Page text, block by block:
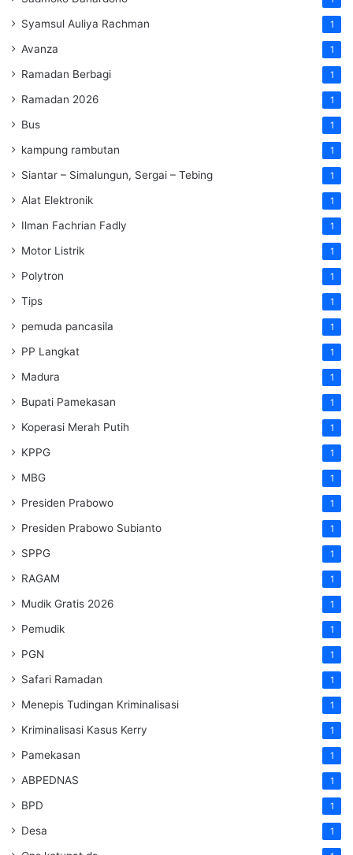
Syamsul Auliya Rachman 1
Avanza 1
Ramadan Berbagi 1
Ramadan 2026 1
Bus 1
kampung rambutan 1
Siantar – Simalungun, Sergai – Tebing 1
Alat Elektronik 1
Ilman Fachrian Fadly 1
Motor Listrik 1
Polytron 1
Tips 1
pemuda pancasila 1
PP Langkat 1
Madura 1
Bupati Pamekasan 1
Koperasi Merah Putih 1
KPPG 1
MBG 1
Presiden Prabowo 1
Presiden Prabowo Subianto 1
SPPG 1
RAGAM 1
Mudik Gratis 2026 1
Pemudik 1
PGN 1
Safari Ramadan 1
Menepis Tudingan Kriminalisasi 1
Kriminalisasi Kasus Kerry 1
Pamekasan 1
ABPEDNAS 1
BPD 1
Desa 1